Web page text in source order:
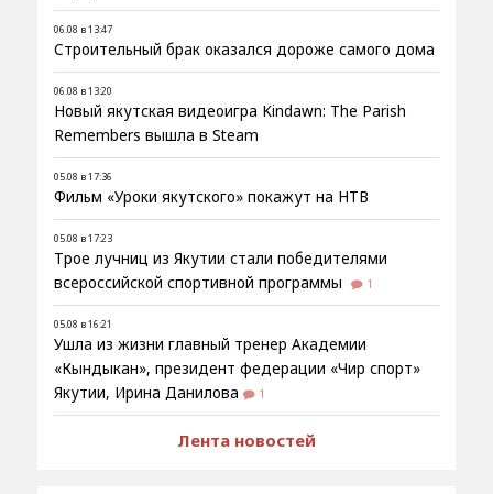
06.08 в 13:47
Строительный брак оказался дороже самого дома
06.08 в 13:20
Новый якутская видеоигра Kindawn: The Parish
Remembers вышла в Steam
05.08 в 17:36
Фильм «Уроки якутского» покажут на НТВ
05.08 в 17:23
Трое лучниц из Якутии стали победителями
всероссийской спортивной программы
1
05.08 в 16:21
Ушла из жизни главный тренер Академии
«Кындыкан», президент федерации «Чир спорт»
Якутии, Ирина Данилова
1
Лента новостей